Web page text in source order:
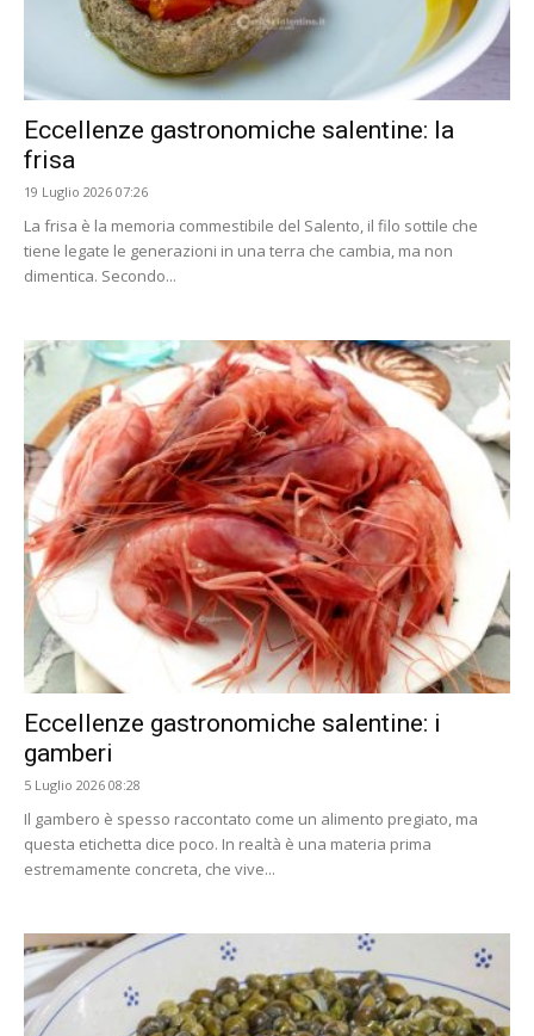
Eccellenze gastronomiche salentine: la
frisa
19 Luglio 2026 07:26
La frisa è la memoria commestibile del Salento, il filo sottile che
tiene legate le generazioni in una terra che cambia, ma non
dimentica. Secondo...
Eccellenze gastronomiche salentine: i
gamberi
5 Luglio 2026 08:28
Il gambero è spesso raccontato come un alimento pregiato, ma
questa etichetta dice poco. In realtà è una materia prima
estremamente concreta, che vive...